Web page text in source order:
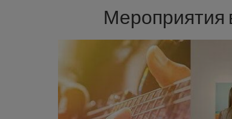
Мероприятия